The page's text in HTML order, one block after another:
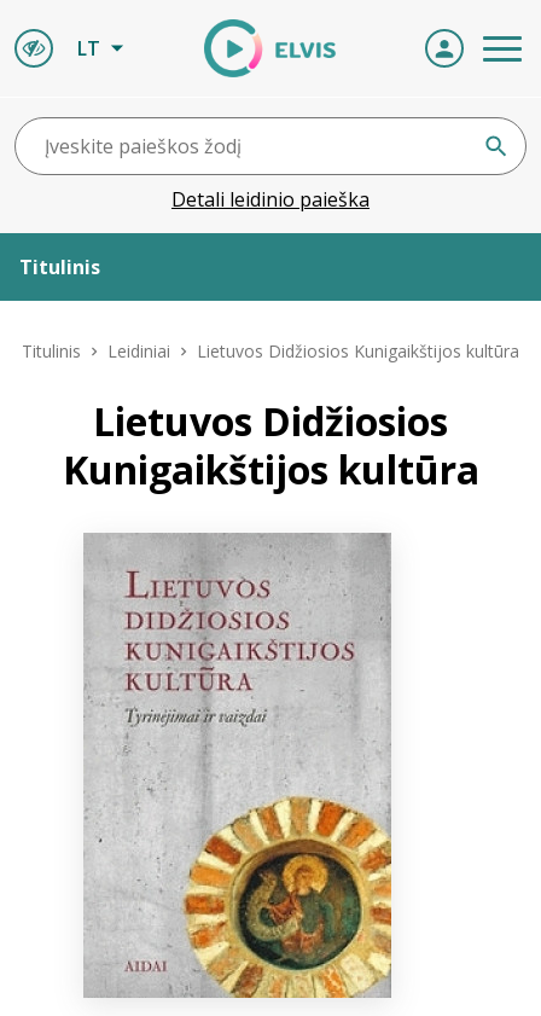
LT
Detali leidinio paieška
Titulinis
Leidiniai
ELVIS atvyksta
Naujienos
Bibliotekoms
+370 667 80 541
info@elvislab.lt
Titulinis Leidiniai Lietuvos Didžiosios Kunigaikštijos kultūra
Lietuvos Didžiosios
Kunigaikštijos kultūra